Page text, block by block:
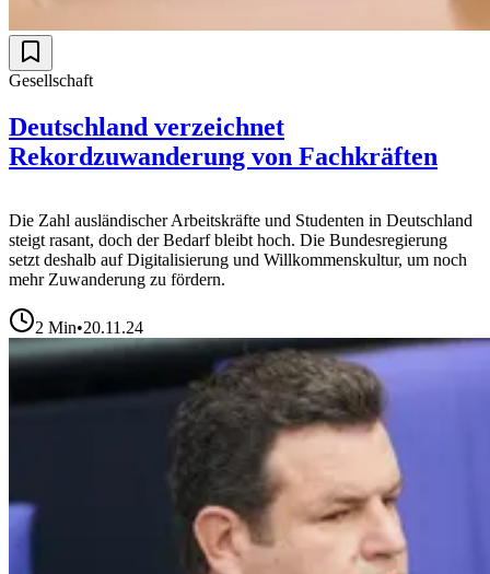
Gesellschaft
Deutschland verzeichnet
Rekordzuwanderung von Fachkräften
Die Zahl ausländischer Arbeitskräfte und Studenten in Deutschland
steigt rasant, doch der Bedarf bleibt hoch. Die Bundesregierung
setzt deshalb auf Digitalisierung und Willkommenskultur, um noch
mehr Zuwanderung zu fördern.
2 Min•20.11.24